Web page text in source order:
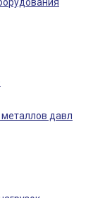
металлов давл